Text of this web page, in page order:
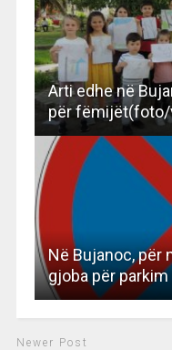
Arti edhe në
për
Në Bujanoc, për
gjoba për
Newer Post